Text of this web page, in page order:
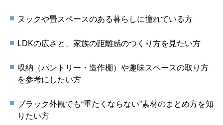
ヌックや畳スペースのある暮らしに憧れている方
LDKの広さと、家族の距離感のつくり方を見たい方
収納（パントリー・造作棚）や趣味スペースの取り方
を参考にしたい方
ブラック外観でも“重たくならない”素材のまとめ方を知
りたい方